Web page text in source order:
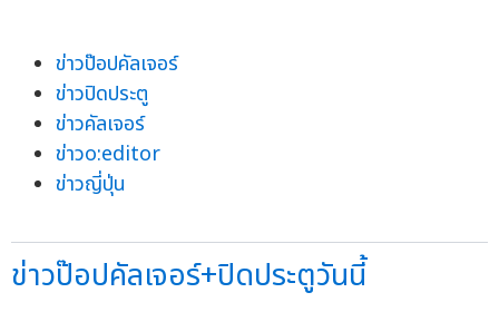
ข่าวป๊อปคัลเจอร์
ข่าวปิดประตู
ข่าวคัลเจอร์
ข่าวo:editor
ข่าวญี่ปุ่น
ข่าวป๊อปคัลเจอร์+ปิดประตูวันนี้